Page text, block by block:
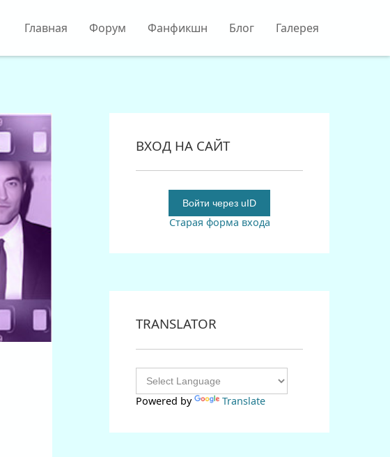
Главная Форум Фанфикшн Блог Галерея
ВХОД НА САЙТ
Войти через uID
Старая форма входа
TRANSLATOR
Powered by Translate